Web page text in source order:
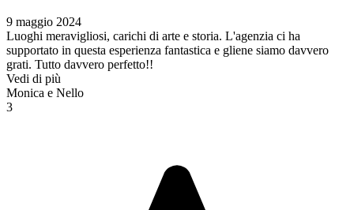
9 maggio 2024
Luoghi meravigliosi, carichi di arte e storia. L'agenzia ci ha
supportato in questa esperienza fantastica e gliene siamo davvero
grati. Tutto davvero perfetto!!
Vedi di più
Monica e Nello
3